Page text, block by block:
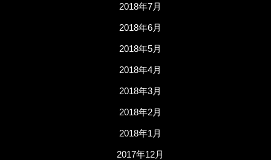
2018年7月
2018年6月
2018年5月
2018年4月
2018年3月
2018年2月
2018年1月
2017年12月